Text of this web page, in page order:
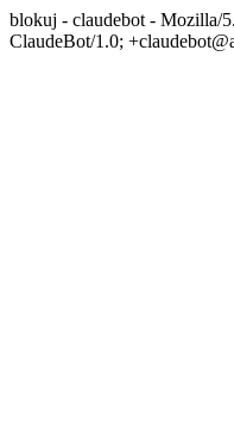
blokuj - claudebot - Mozilla/
ClaudeBot/1.0;